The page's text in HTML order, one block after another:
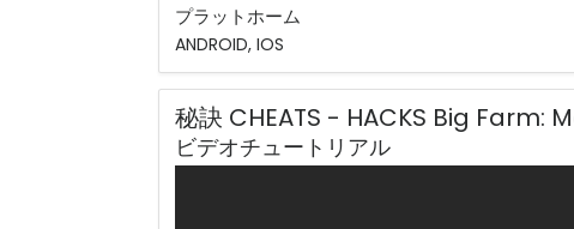
プラットホーム
ANDROID, IOS
秘訣 CHEATS - HACKS Big Farm:
ビデオチュートリアル